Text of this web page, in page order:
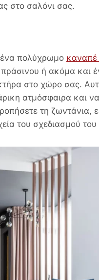
στο σαλόνι σας.
ένα πολύχρωμο καναπέ
πράσινου ή ακόμα και
στο χώρο σας.
ατμόσφαιρα και
τη ζωντάνια,
του σχεδιασμού